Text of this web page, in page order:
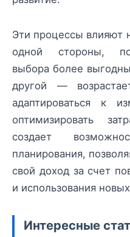
Эти процессы влияют
одной стороны,
выбора более
другой —
адаптироваться к
оптимизировать
создает
планирования,
свой доход за счет
и использования
Интересные